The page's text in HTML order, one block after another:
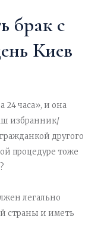
брак с
Киев
24 часа», и она
избранник/
другого
процедуре тоже
легально
страны и иметь